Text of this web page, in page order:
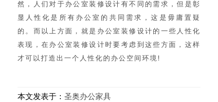
然，人们对于办公室装修设计有不同的需求，但是彰
显人性化是所有办公室的共同需求，这是毋庸置疑
的。而以上方面，就是办公室装修设计的一些人性化
表现，在办公室装修设计时要考虑到这些方面，这样
才可以打造出一个人性化的办公空间环境!
本文发表于： 圣奥办公家具